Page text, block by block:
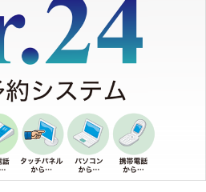
セミナー